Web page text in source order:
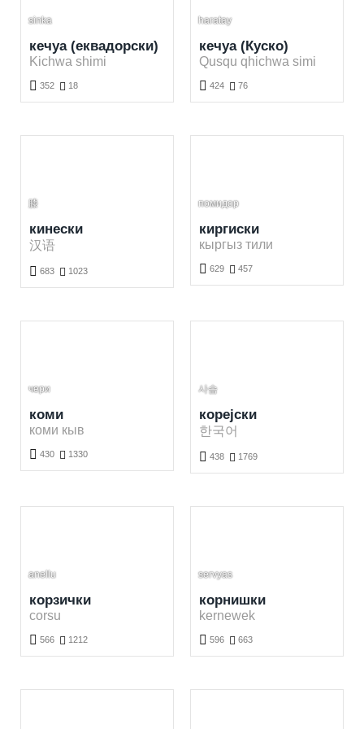
sinka
кечуа (еквадорски)
Kichwa shimi
 352  18
haratay
кечуа (Куско)
Qusqu qhichwa simi
 424  76
膝
кинески
汉语
 683  1023
помидор
киргиски
кыргыз тили
 629  457
чери
коми
коми кыв
 430  1330
사슴
корејски
한국어
 438  1769
anellu
корзички
corsu
 566  1212
servyas
корнишки
kernewek
 596  663